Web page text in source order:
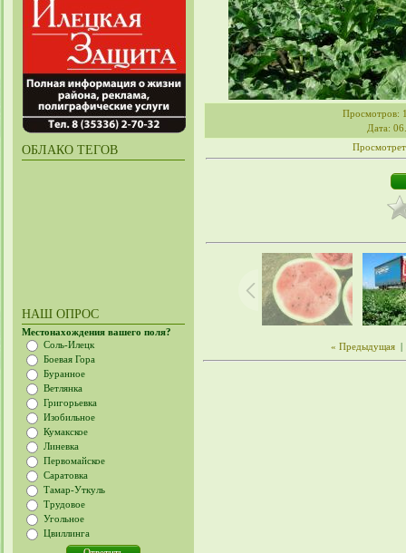
ОБЛАКО ТЕГОВ
НАШ ОПРОС
Местонахождения вашего поля?
Соль-Илецк
Боевая Гора
Буранное
Ветлянка
Григорьевка
Изобильное
Кумакское
Линевка
Первомайское
Саратовка
Тамар-Уткуль
Трудовое
Угольное
Цвиллинга
Просмотров:
Дата:
« Предыдущая |